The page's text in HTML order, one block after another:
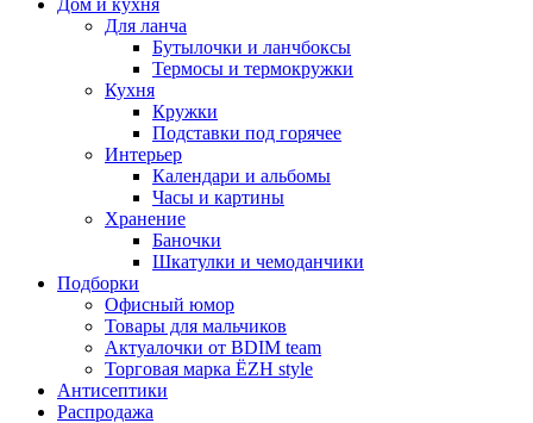
Дом и кухня
Для ланча
Бутылочки и ланчбоксы
Термосы и термокружки
Кухня
Кружки
Подставки под горячее
Интерьер
Календари и альбомы
Часы и картины
Хранение
Баночки
Шкатулки и чемоданчики
Подборки
Офисный юмор
Товары для мальчиков
Актуалочки от BDIM team
Торговая марка ЁZH style
Антисептики
Распродажа